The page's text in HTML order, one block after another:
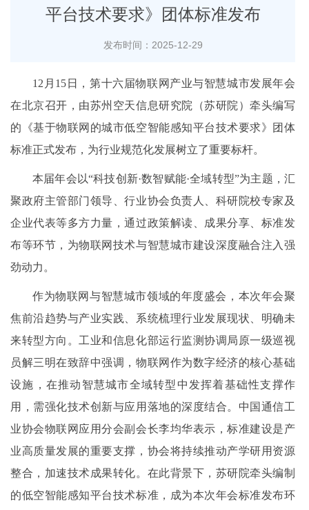
平台技术要求》团体标准发布
发布时间：2025-12-29
12月15日，第十六届物联网产业与智慧城市发展年会
在北京召开，由苏州空天信息研究院（苏研院）牵头编写
的《基于物联网的城市低空智能感知平台技术要求》团体
标准正式发布，为行业规范化发展树立了重要标杆。
本届年会以“科技创新·数智赋能·全域转型”为主题，汇
聚政府主管部门领导、行业协会负责人、科研院校专家及
企业代表等多方力量，通过政策解读、成果分享、标准发
布等环节，为物联网技术与智慧城市建设深度融合注入强
劲动力。
作为物联网与智慧城市领域的年度盛会，本次年会聚
焦前沿趋势与产业实践、系统梳理行业发展现状、明确未
来转型方向。工业和信息化部运行监测协调局原一级巡视
员解三明在致辞中强调，物联网作为数字经济的核心基础
设施，在推动智慧城市全域转型中发挥着基础性支撑作
用，需强化技术创新与应用落地的深度结合。中国通信工
业协会物联网应用分会副会长李均华表示，标准建设是产
业高质量发展的重要支撑，协会将持续推动产学研用资源
整合，加速技术成果转化。在此背景下，苏研院牵头编制
的低空智能感知平台技术标准，成为本次年会标准发布环